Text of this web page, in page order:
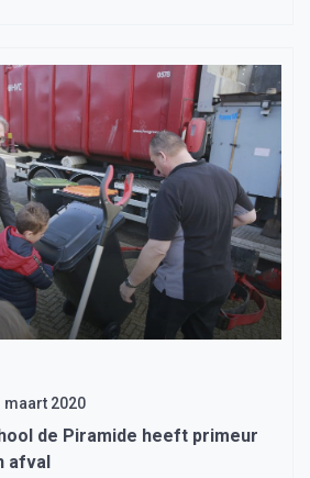
maart 2020
de Piramide heeft primeur
afval